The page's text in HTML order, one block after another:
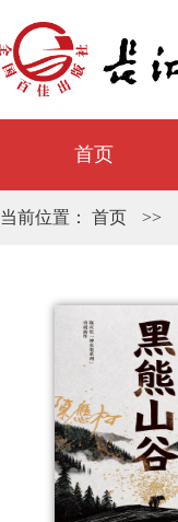
首页
当前位置： 首页 >>